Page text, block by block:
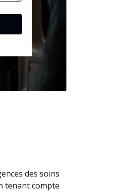
des soins
tenant compte